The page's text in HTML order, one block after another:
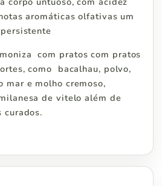
aromáticas olfativas um
com pratos com pratos
como bacalhau, polvo,
mar e molho cremoso,
de vitelo além de
curados.